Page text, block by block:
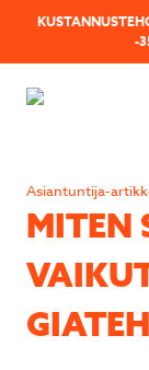
-
Asiantuntija-
MITEN